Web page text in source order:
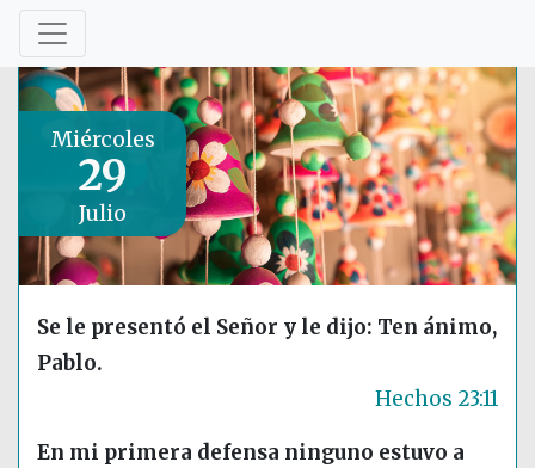
Miércoles
29
Julio
Se le presentó el Señor y le dijo: Ten ánimo,
Pablo.
Hechos 23:11
En mi primera defensa ninguno estuvo a